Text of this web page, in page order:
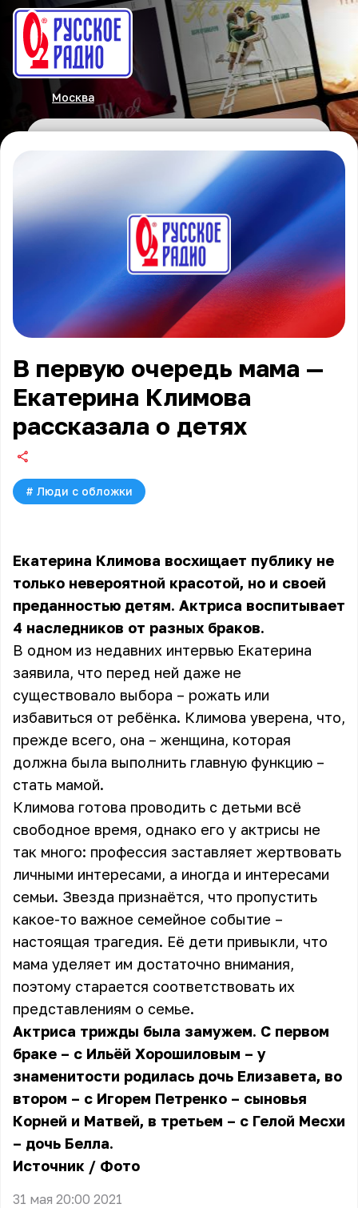
Москва
В первую очередь мама —
Екатерина Климова
рассказала о детях
# Люди с обложки
Екатерина Климова восхищает публику не
только невероятной красотой, но и своей
преданностью детям. Актриса воспитывает
4 наследников от разных браков.
В одном из недавних интервью Екатерина
заявила, что перед ней даже не
существовало выбора – рожать или
избавиться от ребёнка. Климова уверена, что,
прежде всего, она – женщина, которая
должна была выполнить главную функцию –
стать мамой.
Климова готова проводить с детьми всё
свободное время, однако его у актрисы не
так много: профессия заставляет жертвовать
личными интересами, а иногда и интересами
семьи. Звезда признаётся, что пропустить
какое-то важное семейное событие –
настоящая трагедия. Её дети привыкли, что
мама уделяет им достаточно внимания,
поэтому старается соответствовать их
представлениям о семье.
Актриса трижды была замужем. С первом
браке – с Ильёй Хорошиловым – у
знаменитости родилась дочь Елизавета, во
втором – с Игорем Петренко – сыновья
Корней и Матвей, в третьем – с Гелой Месхи
– дочь Белла.
Источник / Фото
31 мая 20:00 2021